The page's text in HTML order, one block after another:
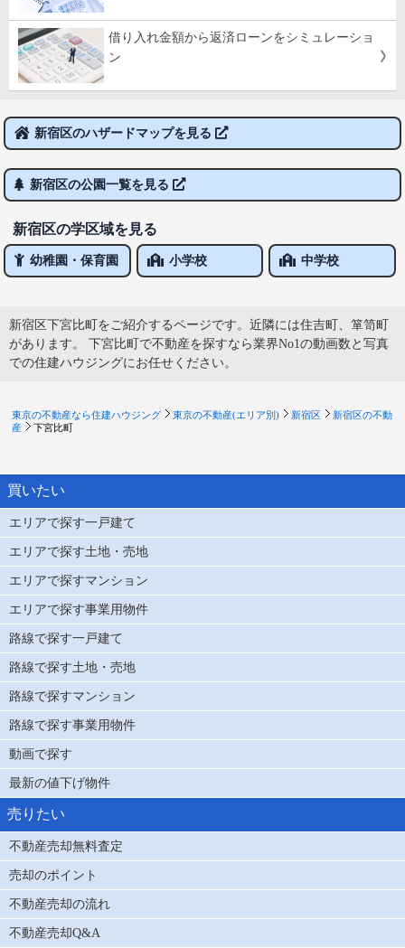
借り入れ金額から返済ローンをシミュレーショ
ン
新宿区のハザードマップを見る
新宿区の公園一覧を見る
新宿区の学区域を見る
幼稚園・保育園 小学校 中学校
新宿区下宮比町をご紹介するページです。近隣には住吉町、箪笥町
があります。 下宮比町で不動産を探すなら業界No1の動画数と写真
での住建ハウジングにお任せください。
東京の不動産なら住建ハウジング 東京の不動産(エリア別) 新宿区
新宿区の不動
産
下宮比町
買いたい
エリアで探す一戸建て
エリアで探す土地・売地
エリアで探すマンション
エリアで探す事業用物件
路線で探す一戸建て
路線で探す土地・売地
路線で探すマンション
路線で探す事業用物件
動画で探す
最新の値下げ物件
売りたい
不動産売却無料査定
売却のポイント
不動産売却の流れ
不動産売却Q&A